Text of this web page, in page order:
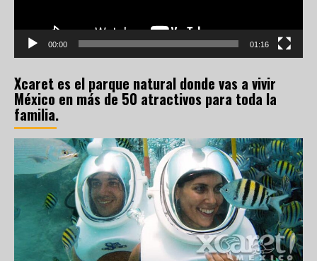
00:00 01:16
Xcaret es el parque natural donde vas a vivir
México en más de 50 atractivos para toda la
familia.